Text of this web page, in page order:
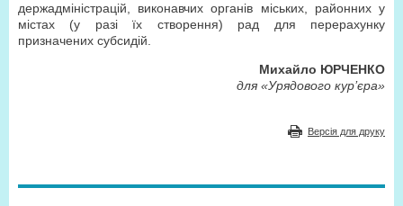
держадміністрацій, виконавчих органів міських, районних у
містах (у разі їх створення) рад для перерахунку
призначених субсидій.
Михайло ЮРЧЕНКО
для «Урядового кур’єра»
Версія для друку